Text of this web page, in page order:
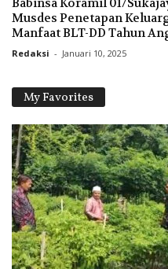
Babinsa Koramil 01/
Musdes Penetapan
Manfaat BLT-DD Tahun
Redaksi - Januari 10, 2025
My Favorites